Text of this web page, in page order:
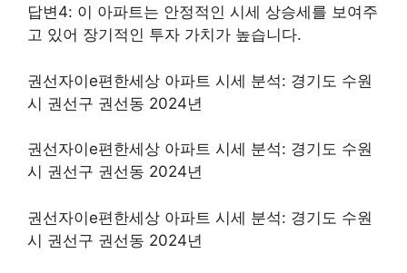
답변4: 이 아파트는 안정적인 시세 상승세를 보여주
고 있어 장기적인 투자 가치가 높습니다.
권선자이e편한세상 아파트 시세 분석: 경기도 수원
시 권선구 권선동 2024년
권선자이e편한세상 아파트 시세 분석: 경기도 수원
시 권선구 권선동 2024년
권선자이e편한세상 아파트 시세 분석: 경기도 수원
시 권선구 권선동 2024년